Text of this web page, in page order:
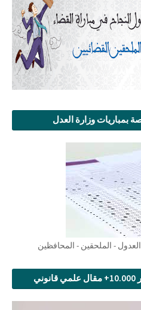
- الملحقين - المحافظين